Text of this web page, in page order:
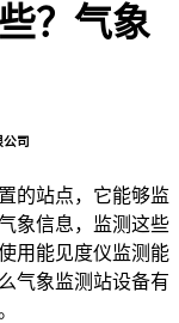
？气象
司
的站点，它能够监
象信息，监测这些
用能见度仪监测能
气象监测站设备有